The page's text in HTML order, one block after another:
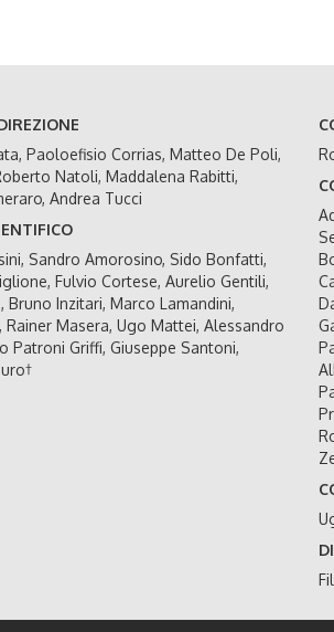
Paoloefisio Corrias, Matteo De Poli,
Natoli, Maddalena Rabitti,
Andrea Tucci
Sandro Amorosino, Sido Bonfatti,
Fulvio Cortese, Aurelio Gentili,
Bruno Inzitari, Marco Lamandini,
Rainer Masera, Ugo Mattei, Alessandro
Patroni Griffi, Giuseppe Santoni,